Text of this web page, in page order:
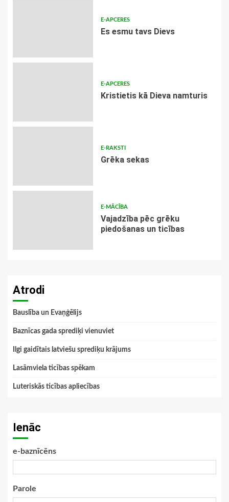
E-APCERES
Es esmu tavs Dievs
E-APCERES
Kristietis kā Dieva namturis
E-RAKSTI
Grēka sekas
E-MĀCĪBA
Vajadzība pēc grēku
piedošanas un ticības
Atrodi
Bauslība un Evaņģēlijs
Baznīcas gada sprediķi vienuviet
Ilgi gaidītais latviešu sprediķu krājums
Lasāmviela ticības spēkam
Luteriskās ticības apliecības
Ienāc
e-baznīcēns
Parole